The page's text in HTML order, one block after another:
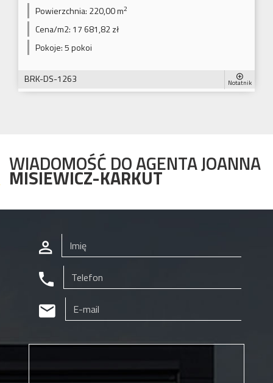
Powierzchnia: 220,00 m2
Cena/m2: 17 681,82 zł
Pokoje:5 pokoi
BRK-DS-1263 Notatnik
WIADOMOŚĆ DO AGENTA JOANNA
MISIEWICZ-KARKUT